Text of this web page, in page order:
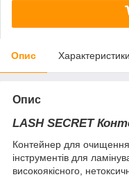
Опис Характеристики
Опис
LASH SECRET
Контейнер для очищення
інструментів для
високоякісного,